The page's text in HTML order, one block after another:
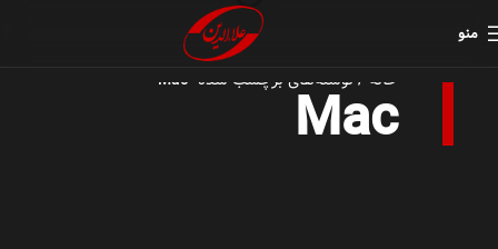
منو
خانه نوشته‌های برچسب شده “Mac”
Mac